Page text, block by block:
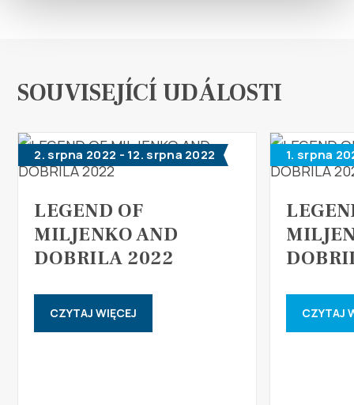
SOUVISEJÍCÍ UDÁLOSTI
2. srpna 2022 - 12. srpna 2022
LEGEND OF
MILJENKO AND
DOBRILA 2022
CZYTAJ WIĘCEJ
1. srpna
CZYTAJ